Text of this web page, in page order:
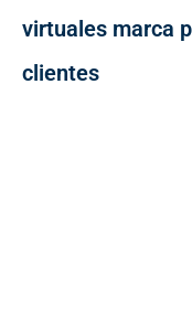
virtuales marca
clientes